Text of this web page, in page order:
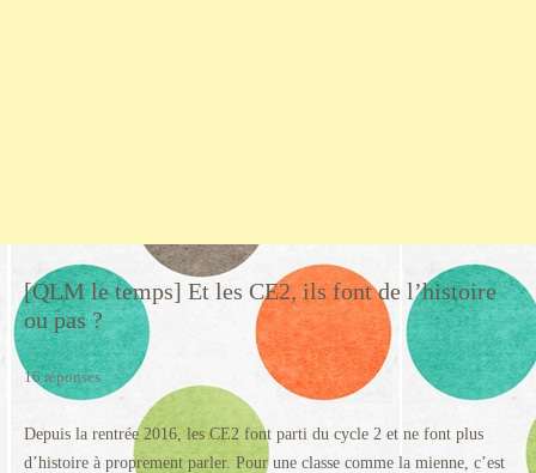
[QLM le temps] Et les CE2, ils font de l’histoire
ou pas ?
16 réponses
Depuis la rentrée 2016, les CE2 font parti du cycle 2 et ne font plus
d’histoire à proprement parler. Pour une classe comme la mienne, c’est